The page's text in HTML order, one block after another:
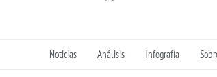
Noticias Análisis Infografía